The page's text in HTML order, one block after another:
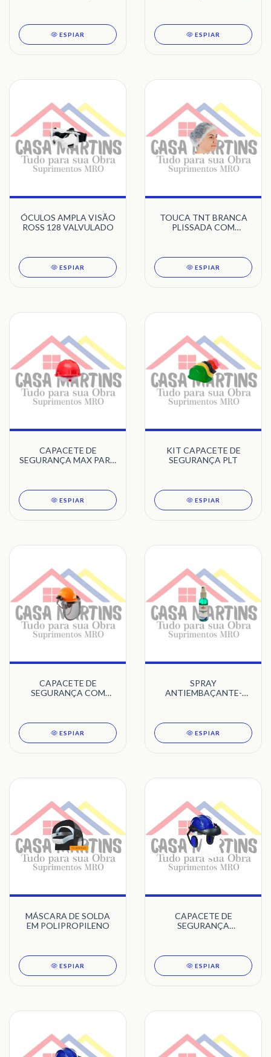
ESPIAR ESPIAR
ÓCULOS AMPLA VISÃO
ROSS 128 VALVULADO
ESPIAR
TOUCA TNT BRANCA
PLISSADA COM
ESPIAR
CAPACETE DE
SEGURANÇA MAX PARA
ESPIAR
KIT CAPACETE DE
SEGURANÇA PLT
ESPIAR
CAPACETE DE
SEGURANÇA COM
TECMATER
ESPIAR
SPRAY
ANTIEMBAÇANTE-
ESPIAR
MÁSCARA DE SOLDA
EM POLIPROPILENO
ESPIAR
CAPACETE DE
SEGURANÇA
ESPIAR